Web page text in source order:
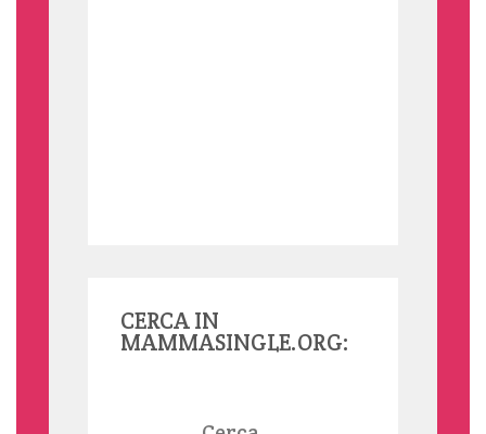
CERCA IN
MAMMASINGLE.ORG: